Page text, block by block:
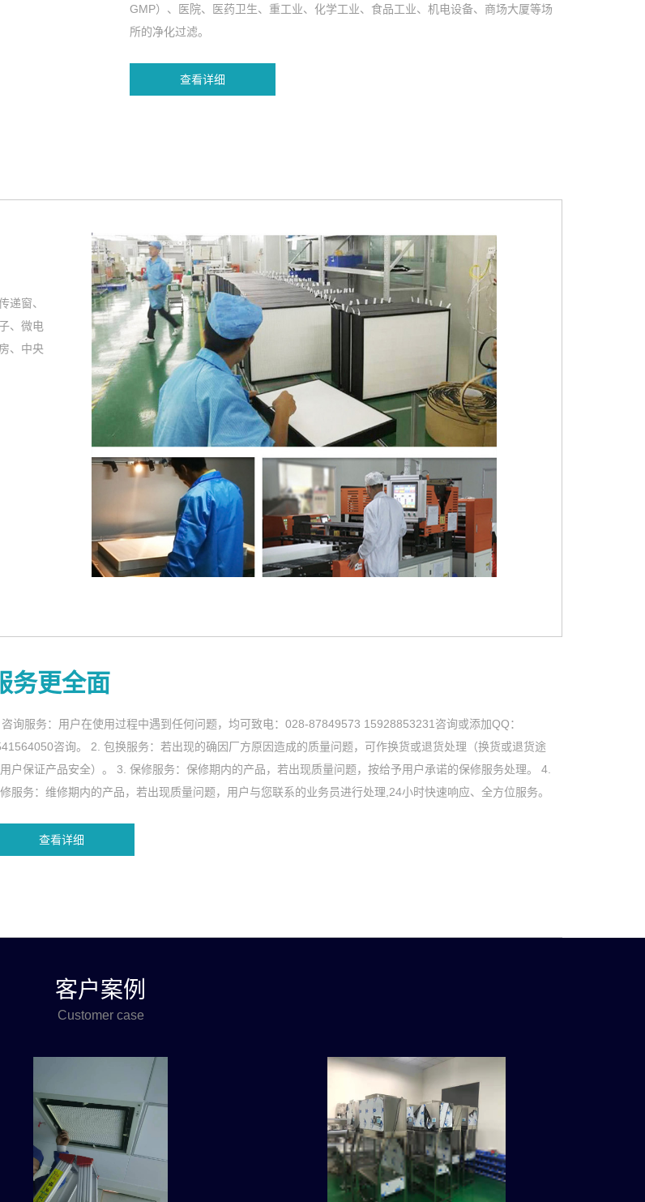
GMP）、医院、医药卫生、重工业、化学工业、食品工业、机电设备、商场大厦等场
所的净化过滤。
查看详细
递窗、
、微电
、中央
务更全面
询服务：用户在使用过程中遇到任何问题，均可致电：028-87849573 15928853231咨询或添加QQ：
咨询。 2. 包换服务：若出现的确因厂方原因造成的质量问题，可作换货或退货处理（换货或退货途
户保证产品安全）。 3. 保修服务：保修期内的产品，若出现质量问题，按给予用户承诺的保修服务处理。 4.
服务：维修期内的产品，若出现质量问题，用户与您联系的业务员进行处理,24小时快速响应、全方位服务。
查看详细
客户案例
Customer case